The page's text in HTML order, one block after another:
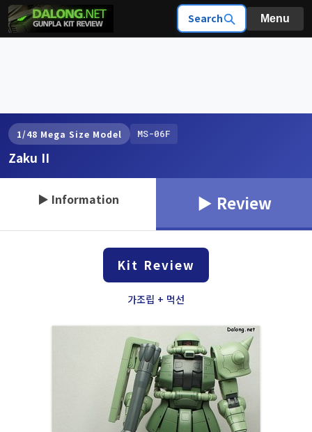
Search Menu
1/48 Mega Size Model MS-06F
Zaku II
▶ Information ▶ Review
Kit Review
가조립 + 먹선